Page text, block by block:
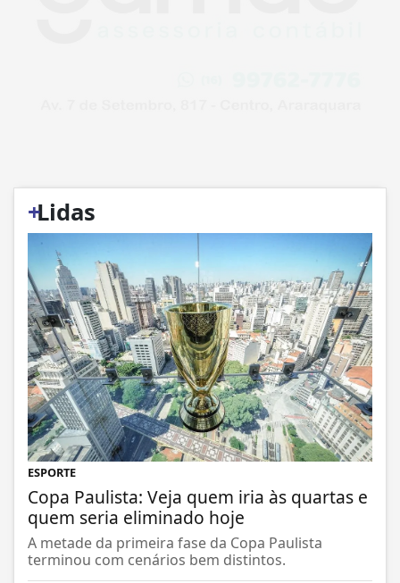
+
Lidas
ESPORTE
Copa Paulista: Veja quem iria às quartas e
quem seria eliminado hoje
A metade da primeira fase da Copa Paulista
terminou com cenários bem distintos.